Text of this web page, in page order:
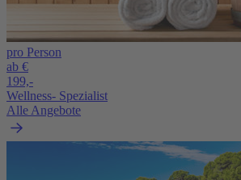
pro Person
ab €
199,-
Wellness- Spezialist
Alle Angebote